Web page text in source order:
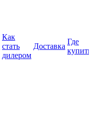
Как
стать
дилером
Доставка
Где